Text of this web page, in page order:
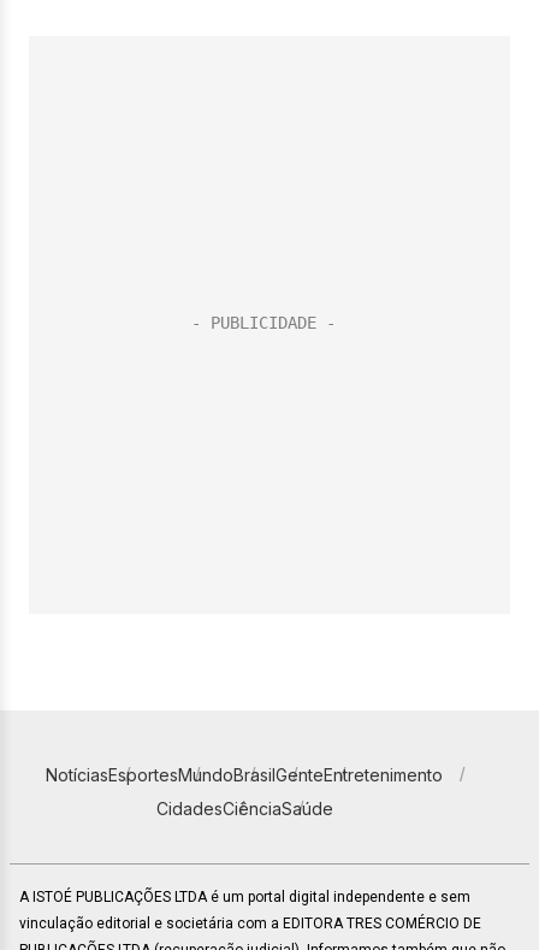
NotíciasEsportesMundoBrasilGenteEntretenimento
CidadesCiênciaSaúde
A ISTOÉ PUBLICAÇÕES LTDA é um portal digital independente e sem
vinculação editorial e societária com a EDITORA TRES COMÉRCIO DE